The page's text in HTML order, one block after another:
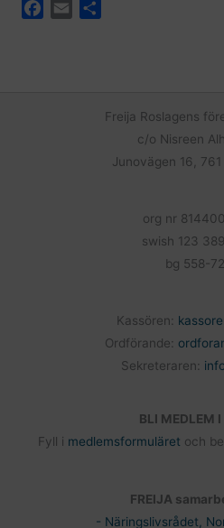
Freija Roslagens
c/o Nisreen
Junovägen 16,
org nr
swish 123
bg 558-
Kassören:
Ordförande:
Sekreteraren:
BLI MEDLEM I
Fyll i medlemsformuläret och
FREIJA
- Näringslivsrådet,